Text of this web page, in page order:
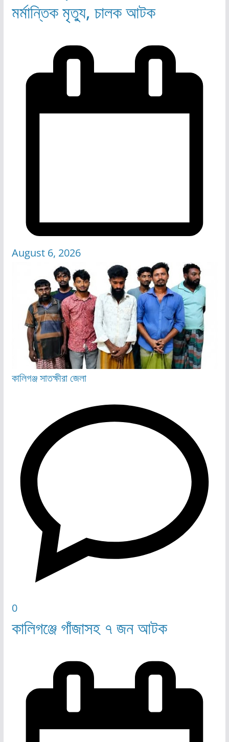
মর্মান্তিক মৃত্যু, চালক আটক
August 6, 2026
কালিগঞ্জসাতক্ষীরা জেলা
0
কালিগঞ্জে গাঁজাসহ ৭ জন আটক